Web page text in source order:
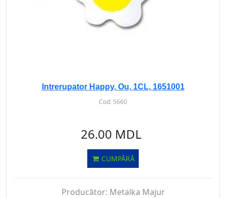
Intrerupator Happy, Ou, 1CL, 1651001
Cod: 5660
26.00 MDL
CUMPĂRĂ
Producător: Metalka Majur